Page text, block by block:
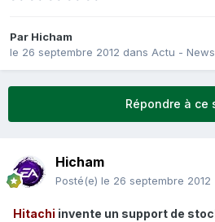
Par Hicham
le 26 septembre 2012 dans Actu -
Répondre à ce
Hicham
Posté(e) le 26 septembre 2012
Hitachi invente un support de